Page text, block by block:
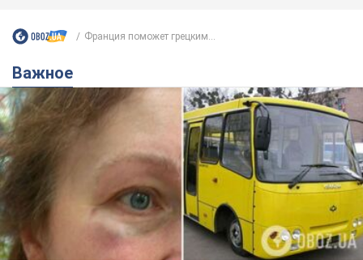
Франция поможет грецким...
Важное